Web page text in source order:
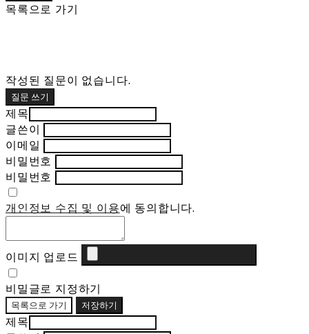
목록으로 가기
작성된 질문이 없습니다.
질문 쓰기
제목
글쓴이
이메일
비밀번호
비밀번호
개인정보 수집 및 이용에 동의합니다.
이미지 업로드
비밀글로 지정하기
목록으로 가기 저장하기
제목